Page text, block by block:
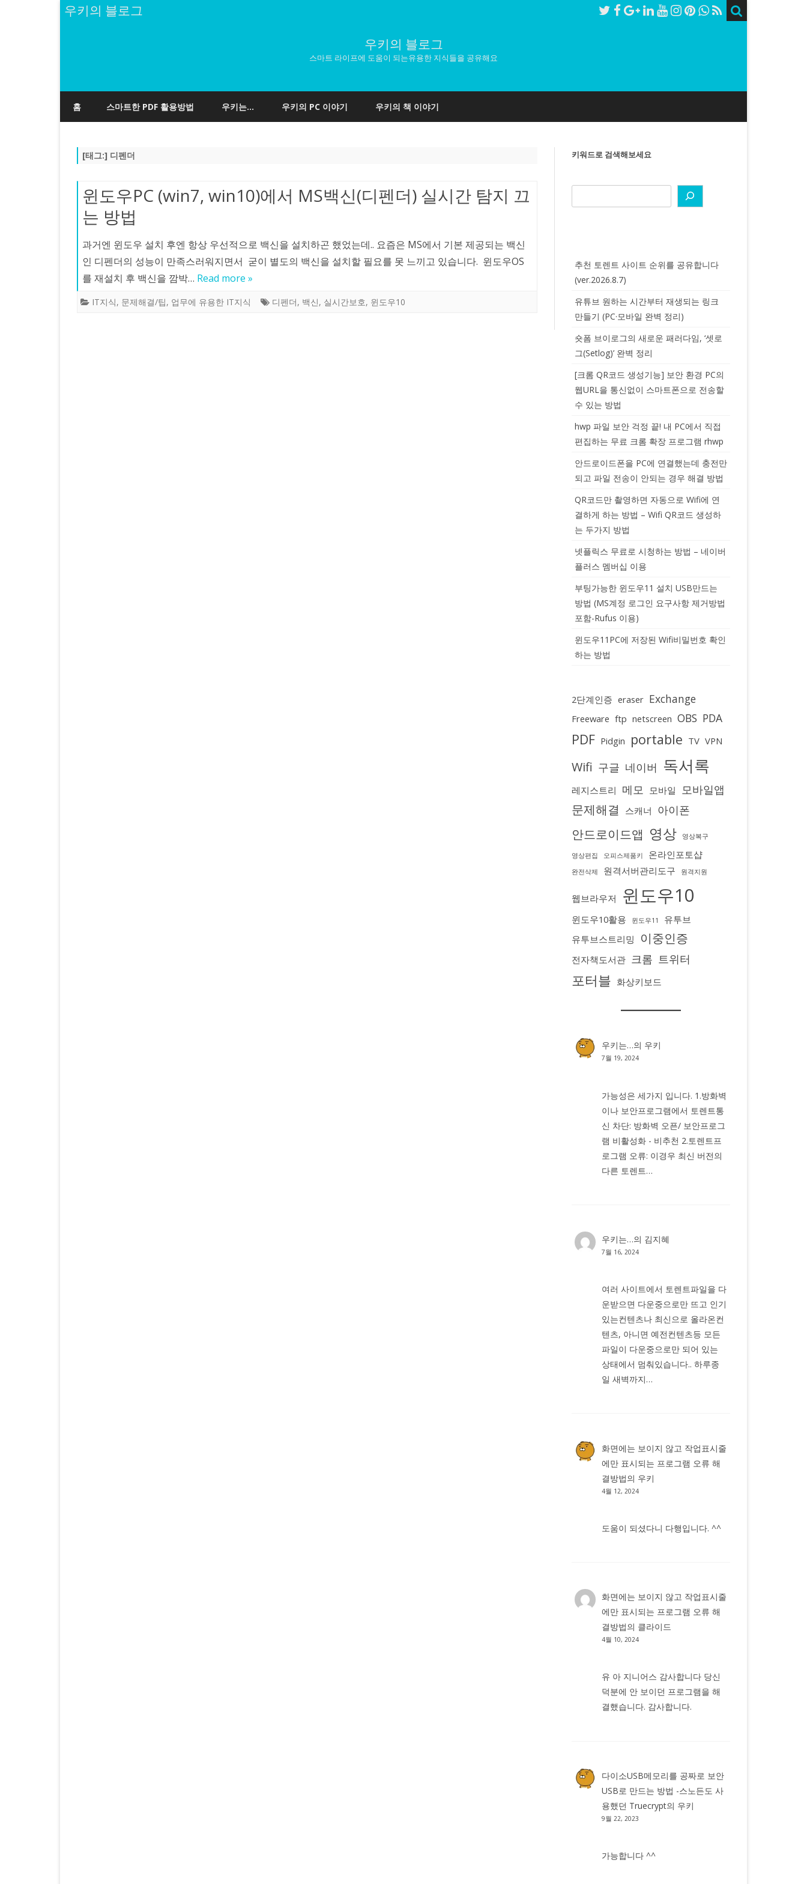
우키의 블로그
우키의 블로그
스마트 라이프에 도움이 되는유용한 지식들을 공유해요
to
content
홈 스마트한 PDF 활용방법 우키는… 우키의 PC 이야기 우키의 책 이야기
[태그:] 디펜더
윈도우PC (win7, win10)에서 MS백신(디펜더) 실시간 탐지 끄
는 방법
과거엔 윈도우 설치 후엔 항상 우선적으로 백신을 설치하곤 했었는데.. 요즘은 MS에서 기본 제공되는 백신
인 디펜더의 성능이 만족스러워지면서 굳이 별도의 백신을 설치할 필요를 못 느끼고 있습니다. 윈도우OS
를 재설치 후 백신을 깜박… Read more »
IT지식, 문제해결/팁, 업무에 유용한 IT지식 디펜더, 백신, 실시간보호, 윈도우10
키워드로 검색해보세요
추천 토렌트 사이트 순위를 공유합니다
(ver.2026.8.7)
유튜브 원하는 시간부터 재생되는 링크
만들기 (PC·모바일 완벽 정리)
숏폼 브이로그의 새로운 패러다임, ‘셋로
그(Setlog)’ 완벽 정리
[크롬 QR코드 생성기능] 보안 환경 PC의
웹URL을 통신없이 스마트폰으로 전송할
수 있는 방법
hwp 파일 보안 걱정 끝! 내 PC에서 직접
편집하는 무료 크롬 확장 프로그램 rhwp
안드로이드폰을 PC에 연결했는데 충전만
되고 파일 전송이 안되는 경우 해결 방법
QR코드만 촬영하면 자동으로 Wifi에 연
결하게 하는 방법 – Wifi QR코드 생성하
는 두가지 방법
넷플릭스 무료로 시청하는 방법 – 네이버
플러스 멤버십 이용
부팅가능한 윈도우11 설치 USB만드는
방법 (MS계정 로그인 요구사항 제거방법
포함-Rufus 이용)
윈도우11PC에 저장된 Wifi비밀번호 확인
하는 방법
2단계인증 eraser Exchange
Freeware ftp netscreen OBS PDA
PDF Pidgin portable TV VPN
Wifi 구글 네이버 독서록
레지스트리 메모 모바일 모바일앱
문제해결 스캐너 아이폰
안드로이드앱 영상 영상복구
영상편집 오피스제품키 온라인포토샵
완전삭제 원격서버관리도구 원격지원
웹브라우저 윈도우10
윈도우10활용 윈도우11
유투브
유투브스트리밍
이중인증
전자책도서관 크롬 트위터
포터블 화상키보드
우키는…의 우키
7월 19, 2024
가능성은 세가지 입니다. 1.방화벽
이나 보안프로그램에서 토렌트통
신 차단: 방화벽 오픈/ 보안프로그
램 비활성화 - 비추천 2.토렌트프
로그램 오류: 이경우 최신 버전의
다른 토렌트…
우키는…의 김지혜
7월 16, 2024
여러 사이트에서 토렌트파일을 다
운받으면 다운중으로만 뜨고 인기
있는컨텐츠나 최신으로 올라온컨
텐츠, 아니면 예전컨텐츠등 모든
파일이 다운중으로만 되어 있는
상태에서 멈춰있습니다.. 하루종
일 새벽까지…
화면에는 보이지 않고 작업표시줄
에만 표시되는 프로그램 오류 해
결방법의 우키
4월 12, 2024
도움이 되셨다니 다행입니다. ^^
화면에는 보이지 않고 작업표시줄
에만 표시되는 프로그램 오류 해
결방법의 클라이드
4월 10, 2024
유 아 지니어스 감사합니다 당신
덕분에 안 보이던 프로그램을 해
결했습니다. 감사합니다.
다이소USB메모리를 공짜로 보안
USB로 만드는 방법 -스노든도 사
용했던 Truecrypt의 우키
9월 22, 2023
가능합니다 ^^